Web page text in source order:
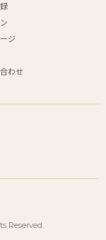
ジ
わせ
Reserved.